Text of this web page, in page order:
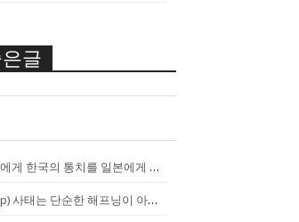
글
존 F. 케네디 대통령에게 한국의 통치를 일본에게 넘기는걸 반대한 펄벅 ...
게임스탑(gamestop) 사태는 단순한 해프닝이 아니다.